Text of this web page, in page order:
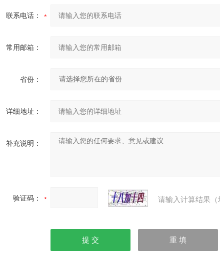
联系电话：
常用邮箱：
省份：
详细地址：
补充说明：
验证码： 请输入计算结果